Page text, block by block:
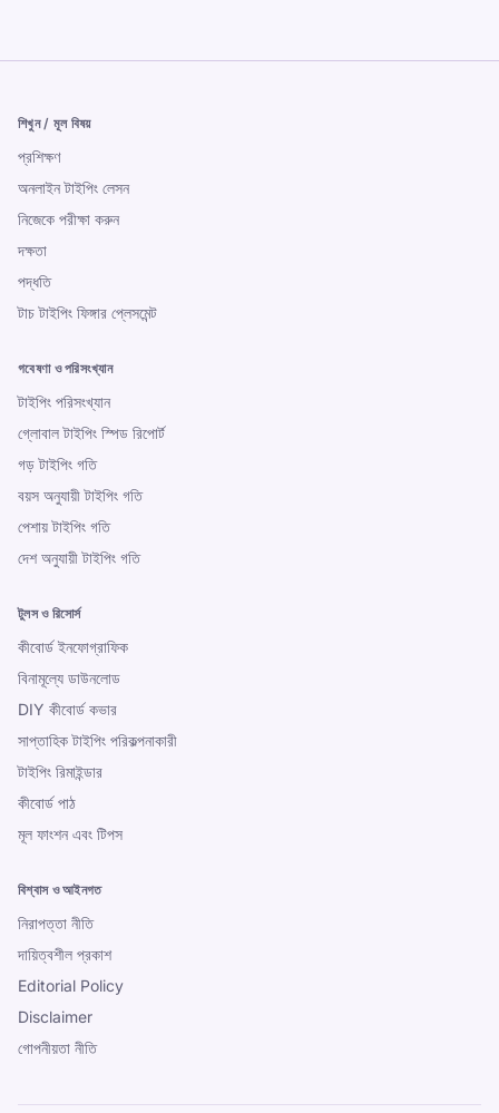
শিখুন / মূল বিষয়
প্রশিক্ষণ
অনলাইন টাইপিং লেসন
নিজেকে পরীক্ষা করুন
দক্ষতা
পদ্ধতি
টাচ টাইপিং ফিঙ্গার প্লেসমেন্ট
গবেষণা ও পরিসংখ্যান
টাইপিং পরিসংখ্যান
গ্লোবাল টাইপিং স্পিড রিপোর্ট
গড় টাইপিং গতি
বয়স অনুযায়ী টাইপিং গতি
পেশায় টাইপিং গতি
দেশ অনুযায়ী টাইপিং গতি
টুলস ও রিসোর্স
কীবোর্ড ইনফোগ্রাফিক
বিনামূল্যে ডাউনলোড
DIY কীবোর্ড কভার
সাপ্তাহিক টাইপিং পরিকল্পনাকারী
টাইপিং রিমাইন্ডার
কীবোর্ড পাঠ
মূল ফাংশন এবং টিপস
বিশ্বাস ও আইনগত
নিরাপত্তা নীতি
দায়িত্বশীল প্রকাশ
Editorial Policy
Disclaimer
গোপনীয়তা নীতি